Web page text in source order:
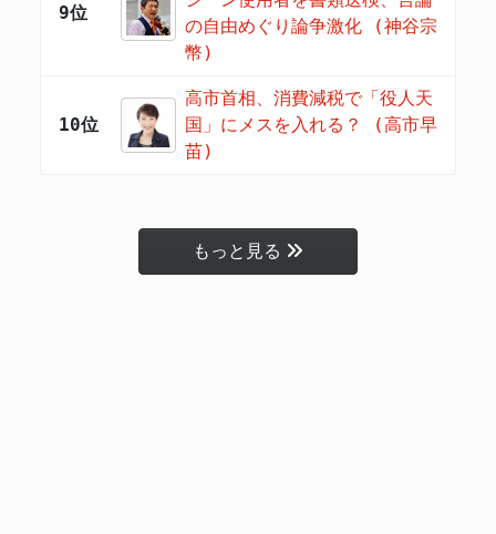
9位
の自由めぐり論争激化 (神谷宗
幣)
10位
高市首相、消費減税で「役人天
国」にメスを入れる？ (高市早
苗)
もっと見る